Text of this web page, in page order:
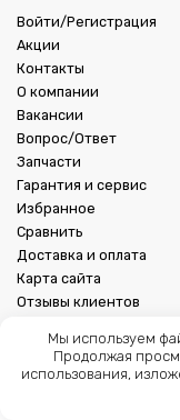
Войти/Регистрация
Акции
Контакты
О компании
Вакансии
Вопрос/Ответ
Запчасти
Гарантия и сервис
Избранное
Сравнить
Доставка и оплата
Карта сайта
Отзывы клиентов
Статьи
Мы используем
Продолжая
использования,